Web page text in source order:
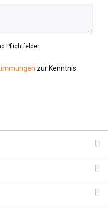
Pflichtfelder.
zur Kenntnis